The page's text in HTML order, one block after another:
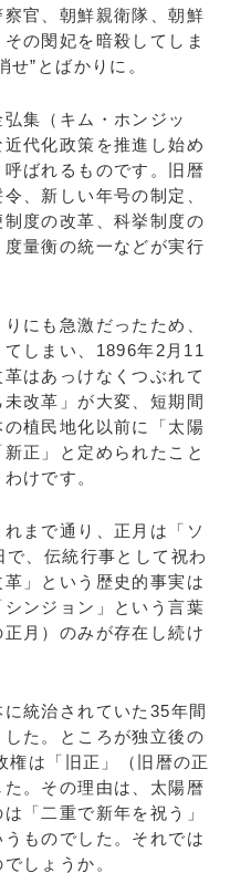
官、朝鮮親衛隊、朝鮮
の閔妃を暗殺してしま
”とばかりに。
集（キム・ホンジッ
代化政策を推進し始め
ばれるものです。旧暦
、新しい年号の制定、
度の改革、科挙制度の
量衡の統一などが実行
にも急激だったため、
しまい、1896年2月11
はあっけなくつぶれて
改革」が大変、短期間
植民地化以前に「太陽
正」と定められたこと
けです。
まで通り、正月は「ソ
、伝統行事として祝わ
」という歴史的事実は
ンジョン」という言葉
月）のみが存在し続け
統治されていた35年間
た。ところが独立後の
権は「旧正」（旧暦の正
。その理由は、太陽暦
「二重で新年を祝う」
ものでした。それでは
しょうか。